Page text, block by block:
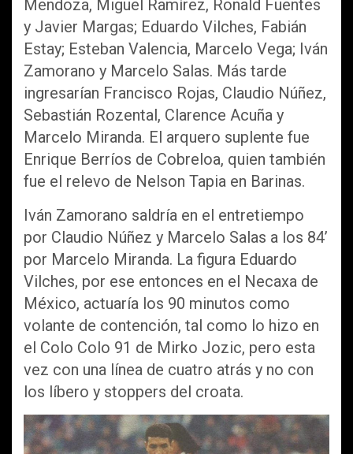
Mendoza, Miguel Ramírez, Ronald Fuentes
y Javier Margas; Eduardo Vilches, Fabián
Estay; Esteban Valencia, Marcelo Vega; Iván
Zamorano y Marcelo Salas. Más tarde
ingresarían Francisco Rojas, Claudio Núñez,
Sebastián Rozental, Clarence Acuña y
Marcelo Miranda. El arquero suplente fue
Enrique Berríos de Cobreloa, quien también
fue el relevo de Nelson Tapia en Barinas.
Iván Zamorano saldría en el entretiempo
por Claudio Núñez y Marcelo Salas a los 84’
por Marcelo Miranda. La figura Eduardo
Vilches, por ese entonces en el Necaxa de
México, actuaría los 90 minutos como
volante de contención, tal como lo hizo en
el Colo Colo 91 de Mirko Jozic, pero esta
vez con una línea de cuatro atrás y no con
los líbero y stoppers del croata.